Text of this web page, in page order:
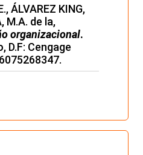
ÁLVAREZ KING,
M.A. de la,
organizacional.
D.F: Cengage